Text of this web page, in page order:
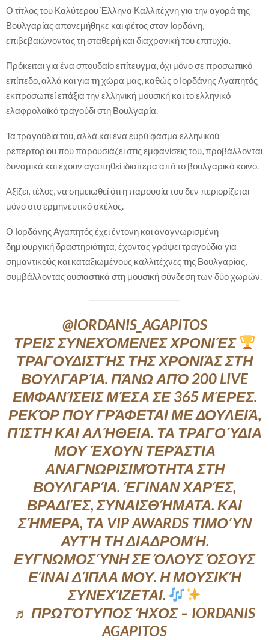
Ο τίτλος του Καλύτερου Έλληνα Καλλιτέχνη για την αγορά της
Βουλγαρίας απονεμήθηκε και φέτος στον Ιορδάνη,
επιβεβαιώνοντας τη σταθερή και διαχρονική του επιτυχία.
Πρόκειται για ένα σπουδαίο επίτευγμα, όχι μόνο σε προσωπικό
επίπεδο, αλλά και για τη χώρα μας, καθώς ο Ιορδάνης Αγαπητός
εκπροσωπεί επάξια την ελληνική μουσική και το ελληνικό
ελαφρολαϊκό τραγούδι στη Βουλγαρία.
Τα τραγούδια του, αλλά και ένα ευρύ φάσμα ελληνικού
ρεπερτορίου που παρουσιάζει στις εμφανίσεις του, προβάλλονται
δυναμικά και έχουν αγαπηθεί ιδιαίτερα από το βουλγαρικό κοινό.
Αξίζει, τέλος, να σημειωθεί ότι η παρουσία του δεν περιορίζεται
μόνο στο ερμηνευτικό σκέλος.
Ο Ιορδάνης Αγαπητός έχει έντονη και αναγνωρισμένη
δημιουργική δραστηριότητα, έχοντας γράψει τραγούδια για
σημαντικούς και καταξιωμένους καλλιτέχνες της Βουλγαρίας,
συμβάλλοντας ουσιαστικά στη μουσική σύνδεση των δύο χωρών.
@IORDANIS_AGAPITOS
ΤΡΕΙΣ ΣΥΝΕΧΌΜΕΝΕΣ ΧΡΟΝΙΈΣ
ΤΡΑΓΟΥΔΙΣΤΉΣ ΤΗΣ ΧΡΟΝΙΆΣ ΣΤΗ
ΒΟΥΛΓΑΡΊΑ. ΠΆΝΩ ΑΠΌ 200 LIVE
ΕΜΦΑΝΊΣΕΙΣ ΜΈΣΑ ΣΕ 365 ΜΈΡΕΣ.
ΡΕΚΌΡ ΠΟΥ ΓΡΆΦΕΤΑΙ ΜΕ ΔΟΥΛΕΙΆ,
ΠΊΣΤΗ ΚΑΙ ΑΛΉΘΕΙΑ. ΤΑ ΤΡΑΓΟΎΔΙΑ
ΜΟΥ ΈΧΟΥΝ ΤΕΡΆΣΤΙΑ
ΑΝΑΓΝΩΡΙΣΙΜΌΤΗΤΑ ΣΤΗ
ΒΟΥΛΓΑΡΊΑ. ΈΓΙΝΑΝ ΧΑΡΈΣ,
ΒΡΑΔΙΈΣ, ΣΥΝΑΙΣΘΉΜΑΤΑ. ΚΑΙ
ΣΉΜΕΡΑ, ΤΑ VIP AWARDS ΤΙΜΟΎΝ
ΑΥΤΉ ΤΗ ΔΙΑΔΡΟΜΉ.
ΕΥΓΝΩΜΟΣΎΝΗ ΣΕ ΌΛΟΥΣ ΌΣΟΥΣ
ΕΊΝΑΙ ΔΊΠΛΑ ΜΟΥ. Η ΜΟΥΣΙΚΉ
ΣΥΝΕΧΊΖΕΤΑΙ.
♬ ΠΡΩΤΌΤΥΠΟΣ ΉΧΟΣ – IORDANIS
AGAPITOS